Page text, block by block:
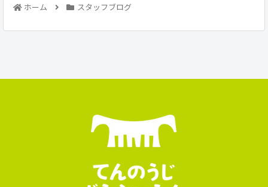
ホーム スタッフブログ